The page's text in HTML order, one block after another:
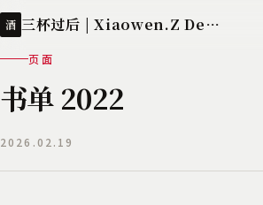
酒 三杯过后 | Xiaowen.Z Deployed
页面
书单 2022
2026.02.19